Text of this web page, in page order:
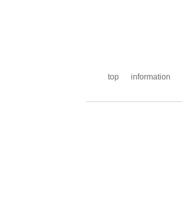
top information